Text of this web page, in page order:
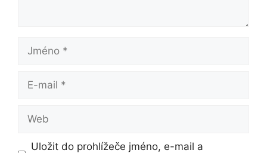
Jméno
Web
Uložit do prohlížeče jméno, e-mail a